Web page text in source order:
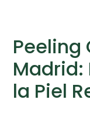
Peeling
Madrid:
la Piel